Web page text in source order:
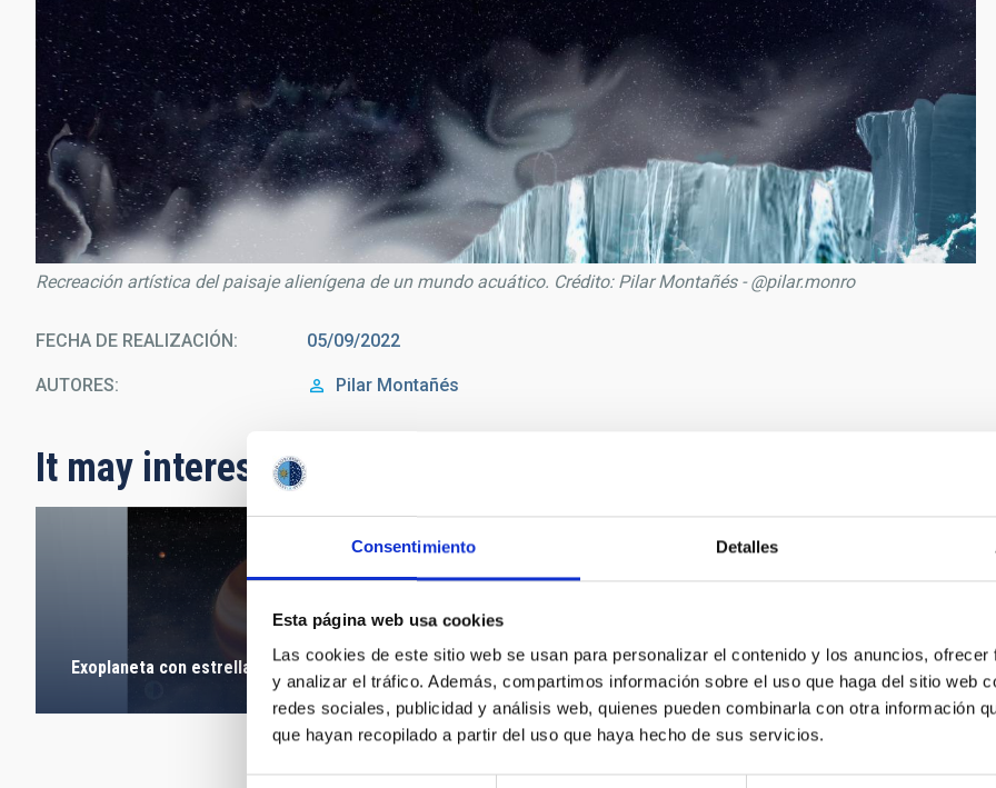
Consentimiento Detalles
Esta página web usa cookies
Las cookies de este sitio web se usan para personalizar el contenido y los anuncios,
y analizar el tráfico. Además, compartimos información sobre el uso que haga del sitio web
redes sociales, publicidad y análisis web, quienes pueden combinarla con otra información
que hayan recopilado a partir del uso que haya hecho de sus servicios.
Recreación artística del paisaje alienígena de un mundo acuático. Crédito: Pilar Montañés - @pilar.monro
FECHA DE REALIZACIÓN 05/09/2022
AUTORES Pilar Montañés
It may interest you
Exoplaneta con estrella
Michael Disney en el IAU Symposium 355, en la